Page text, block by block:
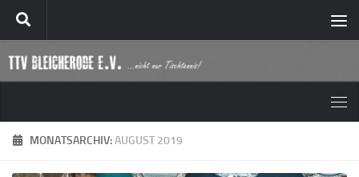
Zum Inhalt springen
MONATSARCHIV:AUGUST 2019